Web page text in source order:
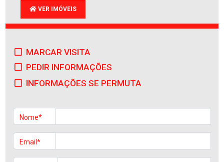
VER IMÓVEIS
MARCAR VISITA
PEDIR INFORMAÇÕES
INFORMAÇÕES SE PERMUTA
Nome*
Email*